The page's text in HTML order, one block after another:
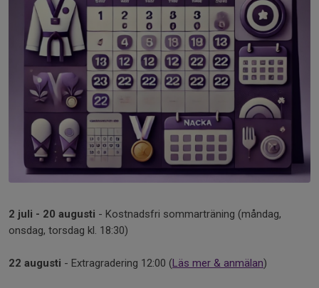
2 juli - 20 augusti - Kostnadsfri sommarträning (måndag,
onsdag, torsdag kl. 18:30)
22 augusti - Extragradering 12:00 (Läs mer & anmälan)